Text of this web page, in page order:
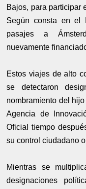
Bajos, para participar
Según consta en el
pasajes a
nuevamente
Estos viajes de alto
se detectaron
nombramiento del
Agencia de
Oficial tiempo
su control ciudadano
Mientras se
designaciones